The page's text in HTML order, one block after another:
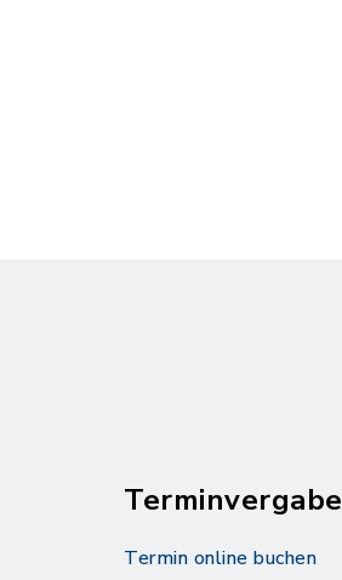
Terminvergabe
Termin online buchen